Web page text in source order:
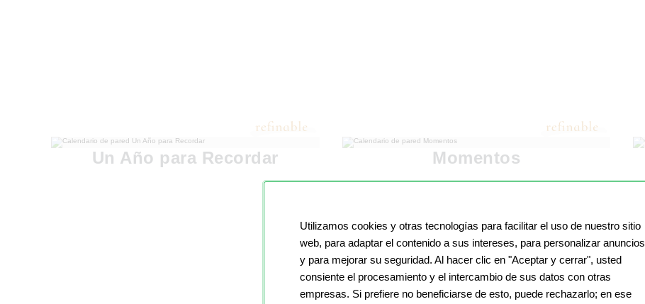
Utilizamos cookies y otras tecnologías para facilitar el uso de nuestro sitio
web, para adaptar el contenido a sus intereses, para personalizar anuncios
y para mejorar su seguridad. Al hacer clic en "Aceptar y cerrar", usted
consiente el procesamiento y el intercambio de sus datos con otras
empresas. Si prefiere no beneficiarse de esto, puede rechazarlo; en ese
Un Año para Recordar Momentos